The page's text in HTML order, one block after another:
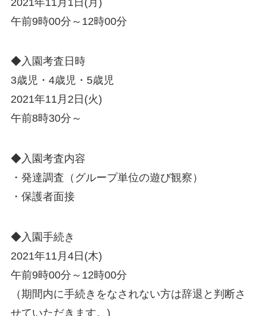
午前9時00分～12時00分
◆入園考査日時
3歳児・4歳児・5歳児
2021年11月2日(火)
午前8時30分～
◆入園考査内容
・発達調査（グループ単位の遊び観察）
・保護者面接
◆入園手続き
2021年11月4日(木)
午前9時00分～12時00分
（期間内に手続きをなされない方は辞退と判断さ
せていただきます。)